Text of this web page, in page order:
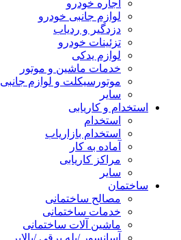
اجاره خودرو
لوازم جانبی خودرو
دزدگیر و ردیاب
تزئینات خودرو
لوازم یدکی
خدمات ماشین و موتور
موتورسیکلت و لوازم جانبی
سایر
استخدام و کاریابی
استخدام
استخدام بازاریاب
آماده به کار
مراکز کاریابی
سایر
ساختمان
مصالح ساختمانی
خدمات ساختمانی
ماشین آلات ساختمانی